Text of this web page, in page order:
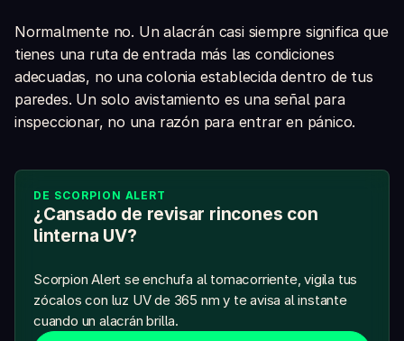
Normalmente no. Un alacrán casi siempre significa que
tienes una ruta de entrada más las condiciones
adecuadas, no una colonia establecida dentro de tus
paredes. Un solo avistamiento es una señal para
inspeccionar, no una razón para entrar en pánico.
DE SCORPION ALERT
¿Cansado de revisar rincones con
linterna UV?
Scorpion Alert se enchufa al tomacorriente, vigila tus
zócalos con luz UV de 365 nm y te avisa al instante
cuando un alacrán brilla.